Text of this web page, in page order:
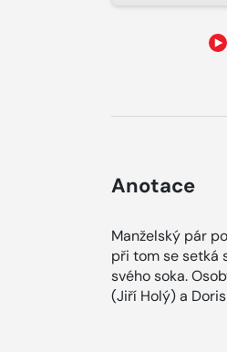
Anotace
Manželský pár
při tom se setká
svého soka.
(Jiří Holý) a